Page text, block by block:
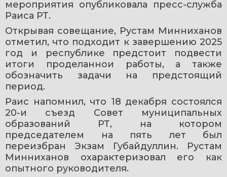
мероприятия опубликовала пресс-служба
Раиса РТ.
Открывая совещание, Рустам Минниханов
отметил, что подходит к завершению 2025
год и республике предстоит подвести
итоги проделаннои работы, а также
обозначить задачи на предстоящий
период.
Раис напомнил, что 18 декабря состоялся
20-и съезд Совет муниципальных
образований РТ, на котором
председателем на пять лет был
переизбран Экзам Губайдуллин. Рустам
Минниханов охарактеризовал его как
опытного руководителя.